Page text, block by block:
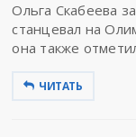
Ольга Скабеева
станцевал на
она также
ЧИТАТЬ